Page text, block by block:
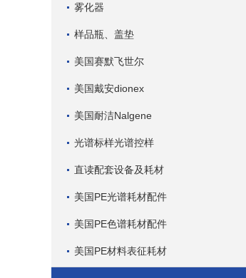
雾化器
样品瓶、盖垫
美国赛默飞世尔
美国戴安dionex
美国耐洁Nalgene
光谱标样光谱控样
直读配套设备及耗材
美国PE光谱耗材配件
美国PE色谱耗材配件
美国PE材料表征耗材